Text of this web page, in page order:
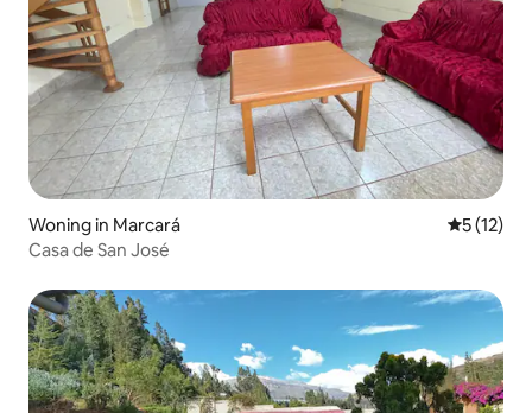
Woning in Marcará
5 (12)
Casa de San José